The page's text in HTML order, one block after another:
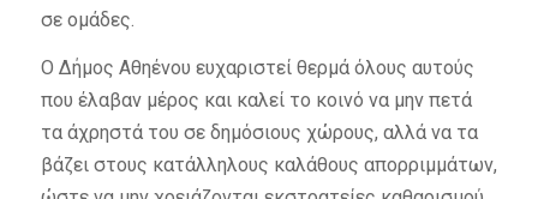
σε ομάδες.
Ο Δήμος Αθηένου ευχαριστεί θερμά όλους αυτούς
που έλαβαν μέρος και καλεί το κοινό να μην πετά
τα άχρηστά του σε δημόσιους χώρους, αλλά να τα
βάζει στους κατάλληλους καλάθους απορριμμάτων,